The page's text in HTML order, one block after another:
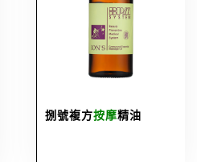
捌號複方按摩精油